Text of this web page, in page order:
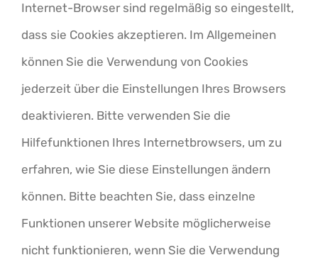
Internet-Browser sind regelmäßig so eingestellt,
dass sie Cookies akzeptieren. Im Allgemeinen
können Sie die Verwendung von Cookies
jederzeit über die Einstellungen Ihres Browsers
deaktivieren. Bitte verwenden Sie die
Hilfefunktionen Ihres Internetbrowsers, um zu
erfahren, wie Sie diese Einstellungen ändern
können. Bitte beachten Sie, dass einzelne
Funktionen unserer Website möglicherweise
nicht funktionieren, wenn Sie die Verwendung